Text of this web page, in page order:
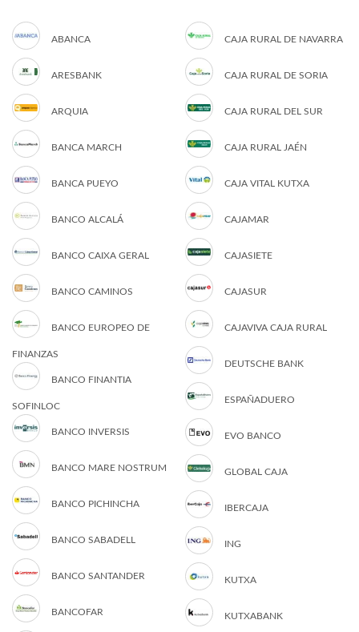
ABANCA
ARESBANK
ARQUIA
BANCA MARCH
BANCA PUEYO
BANCO ALCALÁ
BANCO CAIXA GERAL
BANCO CAMINOS
BANCO EUROPEO DE
FINANZAS
BANCO FINANTIA
SOFINLOC
BANCO INVERSIS
BANCO MARE NOSTRUM
BANCO PICHINCHA
BANCO SABADELL
BANCO SANTANDER
BANCOFAR
CAJA RURAL DE NAVARRA
CAJA RURAL DE SORIA
CAJA RURAL DEL SUR
CAJA RURAL JAÉN
CAJA VITAL KUTXA
CAJAMAR
CAJASIETE
CAJASUR
CAJAVIVA CAJA RURAL
DEUTSCHE BANK
ESPAÑADUERO
EVO BANCO
GLOBAL CAJA
IBERCAJA
ING
KUTXA
KUTXABANK